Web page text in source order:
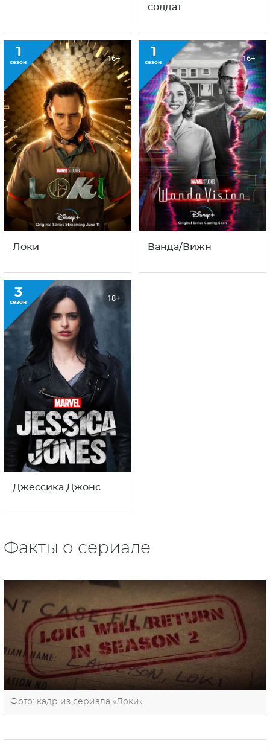
солдат
1
сезон 16+
Локи
1
сезон 16+
Ванда/Вижн
3
сезон 18+
Джессика Джонс
Факты о сериале
Фото: кадр из сериала «Локи»